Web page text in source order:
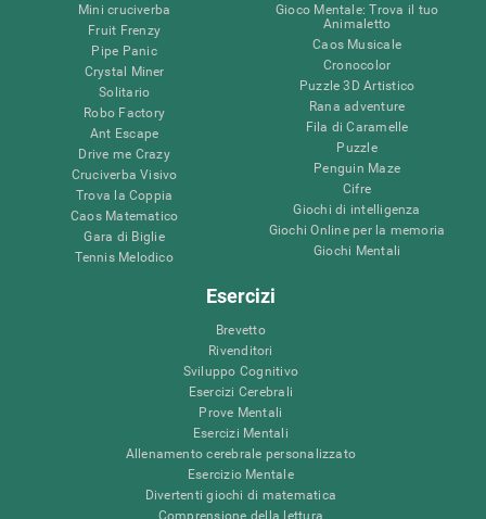
Mini cruciverba
Fruit Frenzy
Pipe Panic
Crystal Miner
Solitario
Robo Factory
Ant Escape
Drive me Crazy
Cruciverba Visivo
Trova la Coppia
Caos Matematico
Gara di Biglie
Tennis Melodico
Gioco Mentale: Trova il tuo
Animaletto
Caos Musicale
Cronocolor
Puzzle 3D Artistico
Rana adventure
Fila di Caramelle
Puzzle
Penguin Maze
Cifre
Giochi di intelligenza
Giochi Online per la memoria
Giochi Mentali
Esercizi
Brevetto
Rivenditori
Sviluppo Cognitivo
Esercizi Cerebrali
Prove Mentali
Esercizi Mentali
Allenamento cerebrale personalizzato
Esercizio Mentale
Divertenti giochi di matematica
Comprensione della lettura